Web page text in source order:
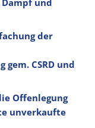
Dampf und
der
CSRD und
Offenlegung
unverkaufte